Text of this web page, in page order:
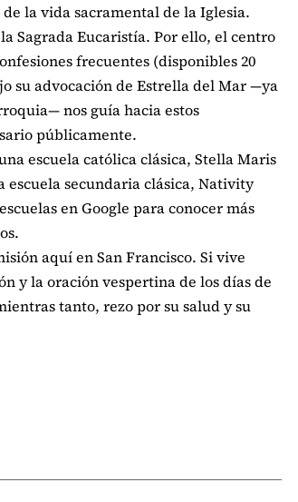
la vida sacramental de la Iglesia.
Sagrada Eucaristía. Por ello, el centro
frecuentes (disponibles 20
su advocación de Estrella del Mar —ya
nos guía hacia estos
públicamente.
escuela católica clásica, Stella Maris
escuela secundaria clásica, Nativity
en Google para conocer más
aquí en San Francisco. Si vive
y la oración vespertina de los días de
tanto, rezo por su salud y su